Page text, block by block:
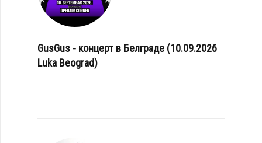
GusGus - концерт в Белграде (10.09.2026
Luka Beograd)